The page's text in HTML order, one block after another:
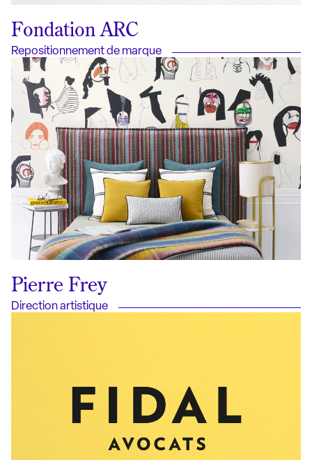
Fondation ARC
Repositionnement de marque
Pierre Frey
Direction artistique